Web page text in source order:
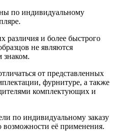
по индивидуальному
различия и более быстрого
не являются
знаком.
от представленных
фурнитуре, а также
комплектующих и
по индивидуальному заказу
возможности её применения.